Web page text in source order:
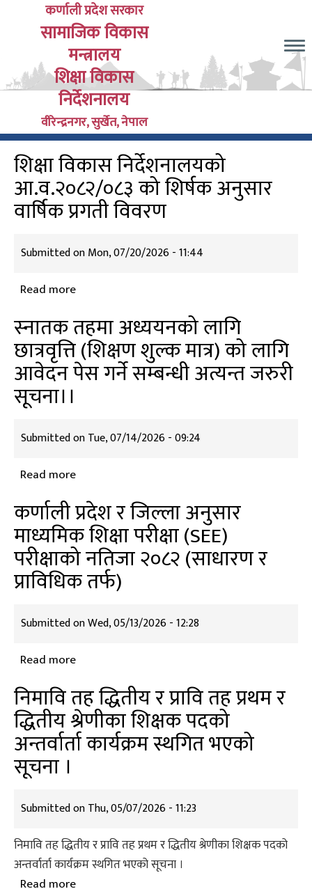
content
कर्णाली प्रदेश सरकार
सामाजिक विकास
मन्त्रालय
शिक्षा विकास
निर्देशनालय
वीरेन्द्रनगर, सुर्खेत, नेपाल
शिक्षा विकास निर्देशनालयको
आ.व.२०८२/०८३ को शिर्षक अनुसार
वार्षिक प्रगती विवरण
Submitted onMon, 07/20/2026 - 11:44
Read moreabout
विकास
निर्देशनालयको
आ.व.२०८२/०८३
वार्षिक
स्‍नातक तहमा अध्ययनको लागि
छात्रवृत्ति (शिक्षण शुल्क मात्र) को लागि
आवेदन पेस गर्ने सम्बन्धी अत्यन्त जरुरी
सूचना।।
Submitted onTue, 07/14/2026 - 09:24
Read moreabout
तहमा
अध्ययनको
लागि
छात्रवृत्ति
(शिक्षण
मात्र)
आवेदन
पेस
गर्ने
सम्बन्धी
सूचना।।
कर्णाली प्रदेश र जिल्ला अनुसार
माध्यमिक शिक्षा परीक्षा (SEE)
परीक्षाको नतिजा २०८२ (साधारण र
प्राविधिक तर्फ)
Submitted onWed, 05/13/2026 - 12:28
Read moreabout
प्रदेश
र
जिल्ला
परीक्षा
(SEE)
परीक्षाको
नतिजा
निमावि तह द्धितीय र प्रावि तह प्रथम र
द्धितीय श्रेणीका शिक्षक पदको
अन्तर्वार्ता कार्यक्रम स्थगित भएको
सूचना ।
Submitted onThu, 05/07/2026 - 11:23
निमावि तह द्धितीय र प्रावि तह प्रथम र द्धितीय श्रेणीका शिक्षक पदको
अन्तर्वार्ता कार्यक्रम स्थगित भएको सूचना ।
Read moreabout